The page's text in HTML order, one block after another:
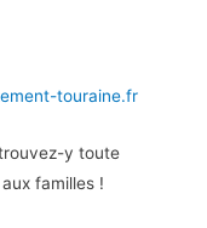
touraine.fr
y toute
familles !